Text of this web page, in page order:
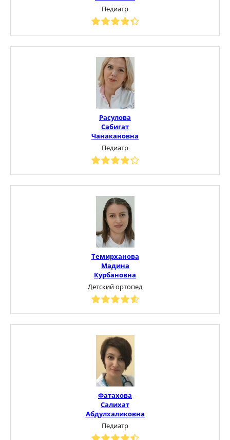
Педиатр
Расулова
Сабигат
Чанакановна
Педиатр
Темирханова
Мадина
Курбановна
Детский ортопед
Фатахова
Салихат
Абдулхаликовна
Педиатр